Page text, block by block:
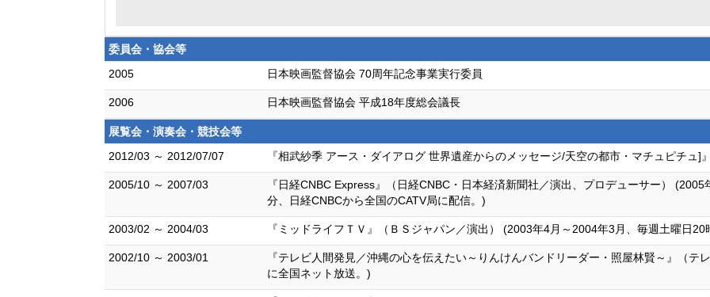
委員会・協会等
2005
日本映画監督協会 70周年記念事業実行委員
2006 日本映画監督協会 平成18年度総会議長
展覧会・演奏会・競技会等
2012/03 ～ 2012/07/07
『相武紗季 アース・ダイアログ 世界遺産からのメッセージ/天空の都市・マチュピチュ
2005/10 ～ 2007/03
『日経CNBC Express』（日経CNBC・日本経済新聞社／演出、プロデューサー）
分、日経CNBCから全国のCATV局に配信。)
2003/02 ～ 2004/03 『ミッドライフＴＶ』（ＢＳジャパン／演出） (2003年4月～2004年3月、毎週土曜日
2002/10 ～ 2003/01
『テレビ人間発見／沖縄の心を伝えたい～りんけんバンドリーダー・照屋林賢～』（
に全国ネット放送。)